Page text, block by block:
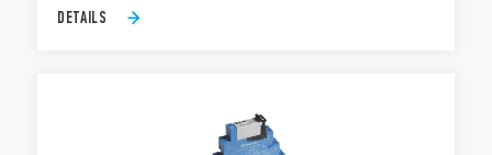
DETAILS